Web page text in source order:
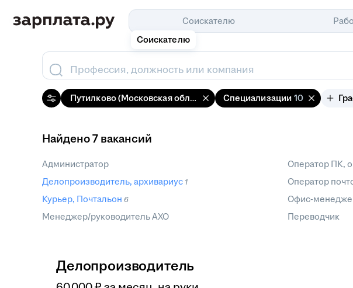
Соискателю
Соискателю
Профессия, должность или компания
Путилково (Московская область) Специализации 10
Найдено 7 вакансий
Администратор
Делопроизводитель, архивариус 1
Курьер, Почтальон 6
Менеджер/руководитель АХО
Оператор ПК,
Оператор
Офис-
Переводчик
Делопроизводитель